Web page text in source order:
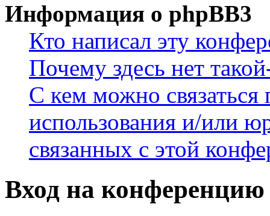
Информация о phpBB3
Кто написал эту
Почему здесь нет
С кем можно связаться
использования и/или
связанных с этой
Вход на конференцию